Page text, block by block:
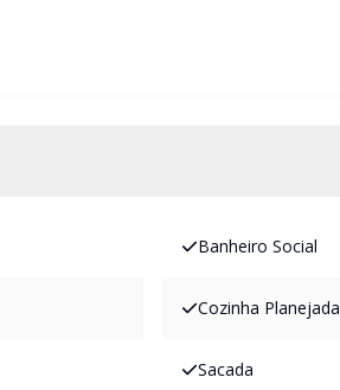
Banheiro Social
Cozinha Planejada
Sacada